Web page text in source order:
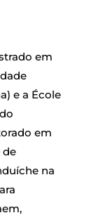
em
e a École
em
de
na